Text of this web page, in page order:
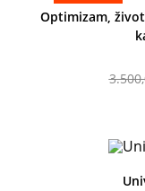
Optimizam,